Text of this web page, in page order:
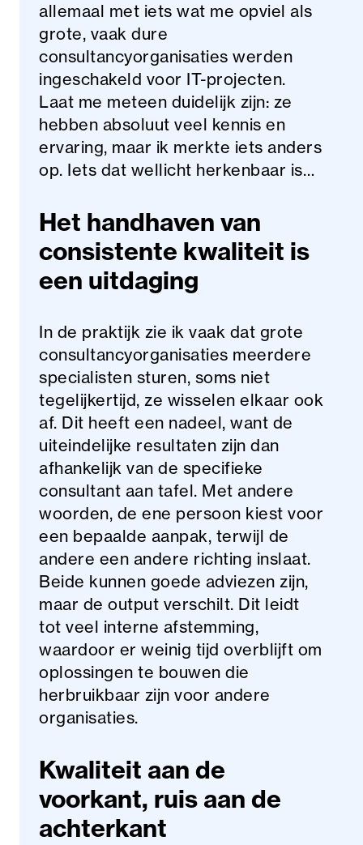
allemaal met iets wat me opviel als
grote, vaak dure
consultancyorganisaties werden
ingeschakeld voor IT-projecten.
Laat me meteen duidelijk zijn: ze
hebben absoluut veel kennis en
ervaring, maar ik merkte iets anders
op. Iets dat wellicht herkenbaar is…
Het handhaven van
consistente kwaliteit is
een uitdaging
In de praktijk zie ik vaak dat grote
consultancyorganisaties meerdere
specialisten sturen, soms niet
tegelijkertijd, ze wisselen elkaar ook
af. Dit heeft een nadeel, want de
uiteindelijke resultaten zijn dan
afhankelijk van de specifieke
consultant aan tafel. Met andere
woorden, de ene persoon kiest voor
een bepaalde aanpak, terwijl de
andere een andere richting inslaat.
Beide kunnen goede adviezen zijn,
maar de output verschilt. Dit leidt
tot veel interne afstemming,
waardoor er weinig tijd overblijft om
oplossingen te bouwen die
herbruikbaar zijn voor andere
organisaties.
Kwaliteit aan de
voorkant, ruis aan de
achterkant